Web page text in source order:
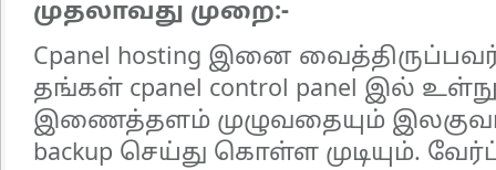
முதலாவது முறை:-
Cpanel hosting இனை
தங்கள் cpanel control panel இல்
இணைத்தளம் முழுவதையும்
backup செய்து கொள்ள முடியும்.